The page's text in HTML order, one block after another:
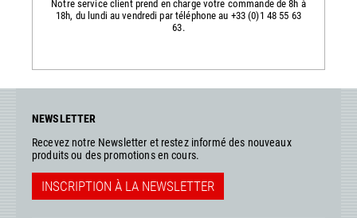
Notre service client prend en charge votre commande de 8h à
18h, du lundi au vendredi par téléphone au +33 (0)1 48 55 63
63.
NEWSLETTER
Recevez notre Newsletter et restez informé des nouveaux
produits ou des promotions en cours.
INSCRIPTION À LA NEWSLETTER